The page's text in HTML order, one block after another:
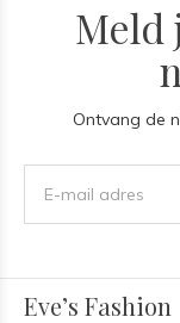
Meld
Ontvang de
Eve’s Fashion